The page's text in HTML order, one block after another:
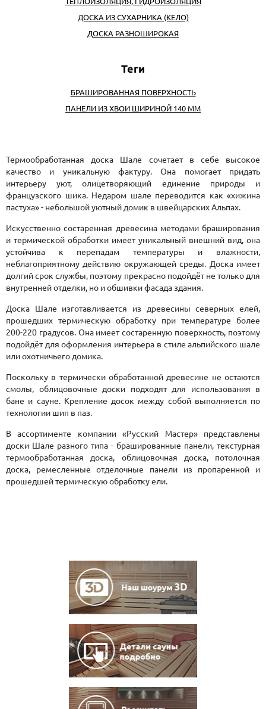
ДОСКА ИЗ СУХАРНИКА (КЕЛО)
ДОСКА РАЗНОШИРОКАЯ
БРАШИРОВАННАЯ ПОВЕРХНОСТЬ
ПАНЕЛИ ИЗ ХВОИ ШИРИНОЙ 140 ММ
Термообработанная доска Шале сочетает в себе высокое
качество и уникальную фактуру. Она помогает придать
интерьеру уют, олицетворяющий единение природы и
французского шика. Недаром шале переводится как «хижина
пастуха» - небольшой уютный домик в швейцарских Альпах.
Искусственно состаренная древесина методами браширования
и термической обработки имеет уникальный внешний вид, она
устойчива к перепадам температуры и влажности,
неблагоприятному действию окружающей среды. Доска имеет
долгий срок службы, поэтому прекрасно подойдёт не только для
внутренней отделки, но и обшивки фасада здания.
Доска Шале изготавливается из древесины северных елей,
прошедших термическую обработку при температуре более
200-220 градусов. Она имеет состаренную поверхность, поэтому
подойдёт для оформления интерьера в стиле альпийского шале
или охотничьего домика.
Поскольку в термически обработанной древесине не остаются
смолы, облицовочные доски подходят для использования в
бане и сауне. Крепление досок между собой выполняется по
технологии шип в паз.
В ассортименте компании «Русский Мастер» представлены
доски Шале разного типа - брашированные панели, текстурная
термообработанная доска, облицовочная доска, потолочная
доска, ремесленные отделочные панели из пропаренной и
прошедшей термическую обработку ели.